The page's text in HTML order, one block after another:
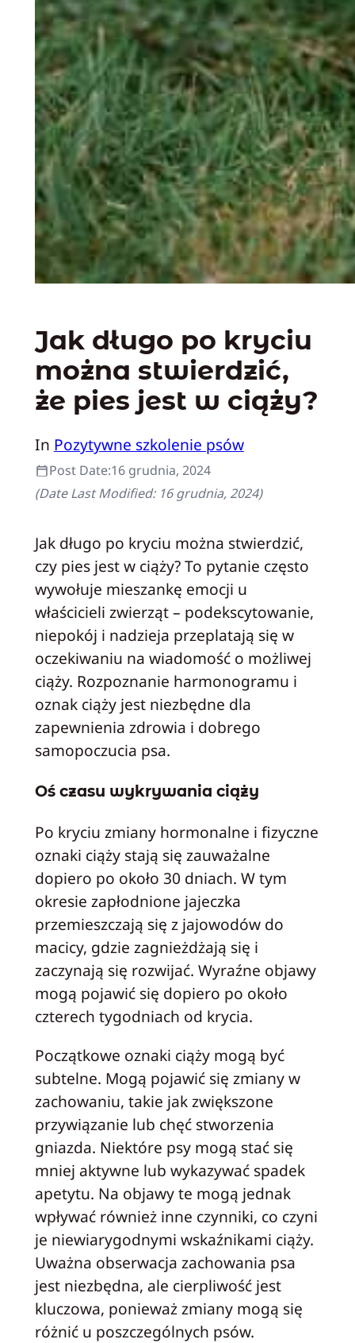
Jak długo po kryciu
można stwierdzić,
że pies jest w ciąży?
In Pozytywne szkolenie psów
Post Date:16 grudnia, 2024
(Date Last Modified: 16 grudnia, 2024)
Jak długo po kryciu można stwierdzić,
czy pies jest w ciąży? To pytanie często
wywołuje mieszankę emocji u
właścicieli zwierząt – podekscytowanie,
niepokój i nadzieja przeplatają się w
oczekiwaniu na wiadomość o możliwej
ciąży. Rozpoznanie harmonogramu i
oznak ciąży jest niezbędne dla
zapewnienia zdrowia i dobrego
samopoczucia psa.
Oś czasu wykrywania ciąży
Po kryciu zmiany hormonalne i fizyczne
oznaki ciąży stają się zauważalne
dopiero po około 30 dniach. W tym
okresie zapłodnione jajeczka
przemieszczają się z jajowodów do
macicy, gdzie zagnieżdżają się i
zaczynają się rozwijać. Wyraźne objawy
mogą pojawić się dopiero po około
czterech tygodniach od krycia.
Początkowe oznaki ciąży mogą być
subtelne. Mogą pojawić się zmiany w
zachowaniu, takie jak zwiększone
przywiązanie lub chęć stworzenia
gniazda. Niektóre psy mogą stać się
mniej aktywne lub wykazywać spadek
apetytu. Na objawy te mogą jednak
wpływać również inne czynniki, co czyni
je niewiarygodnymi wskaźnikami ciąży.
Uważna obserwacja zachowania psa
jest niezbędna, ale cierpliwość jest
kluczowa, ponieważ zmiany mogą się
różnić u poszczególnych psów.